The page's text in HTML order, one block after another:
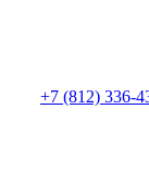
+7 (812) 336-